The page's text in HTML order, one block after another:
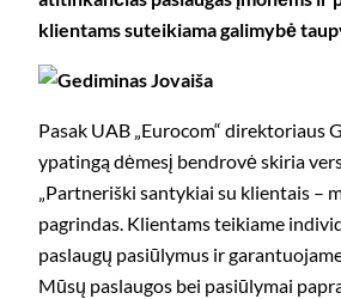
klientams suteikiama galimybė
Pasak UAB „Eurocom“ direktoriaus
ypatingą dėmesį bendrovė skiria
„Partneriški santykiai su klientais –
pagrindas. Klientams teikiame
paslaugų pasiūlymus ir
Mūsų paslaugos bei pasiūlymai